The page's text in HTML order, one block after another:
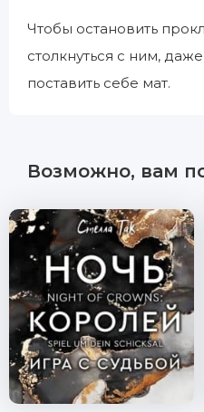
Чтобы остановить
столкнуться с ним,
поставить себе мат.
Возможно, вам